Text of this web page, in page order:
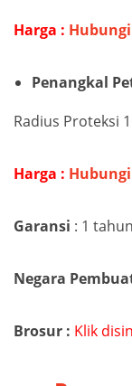
Harga :
Penangkal
Radius Proteksi
Harga :
Garansi : 1 tahun
Negara
Brosur : Klik